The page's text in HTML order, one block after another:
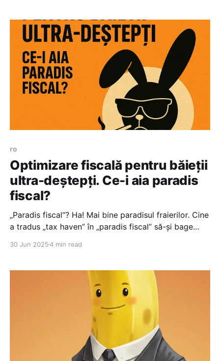
ieftină să rulezi o firmă în mod legal, dar fără să te
ro
Optimizare fiscală pentru băieții
ultra-deștepți. Ce-i aia paradis
fiscal?
„Paradis fiscal”? Ha! Mai bine paradisul fraierilor. Cine
a tradus „tax haven” în „paradis fiscal” să-și bage
Asta e rușine națională. Haven în engleză înseamnă
amărâți care habar
30 Jun 20254 min read